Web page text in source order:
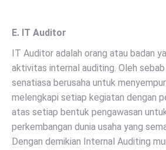
E. IT Auditor
IT Auditor adalah orang atau badan
aktivitas internal auditing. Oleh
senatiasa berusaha untuk
melengkapi setiap kegiatan dengan
atas setiap bentuk pengawasan
perkembangan dunia usaha yang
Dengan demikian Internal Auditing